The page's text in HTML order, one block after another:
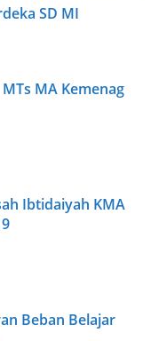
SD MI
MA Kemenag
Ibtidaiyah KMA
Beban Belajar